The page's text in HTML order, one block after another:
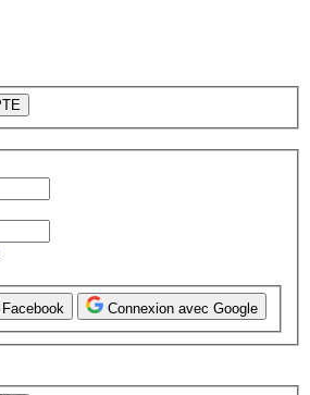
Connexion avec Google